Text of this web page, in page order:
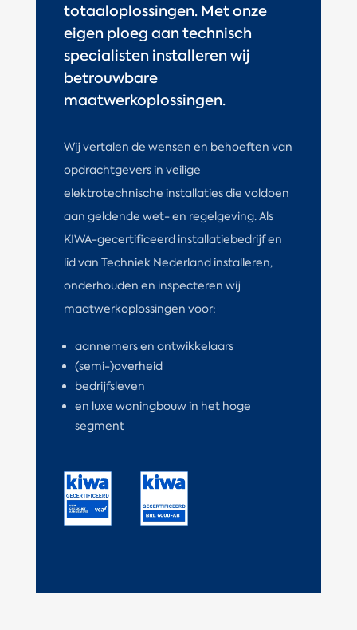
totaaloplossingen. Met onze
eigen ploeg aan technisch
specialisten installeren wij
betrouwbare
maatwerkoplossingen.
Wij vertalen de wensen en behoeften van
opdrachtgevers in veilige
elektrotechnische installaties die voldoen
aan geldende wet- en regelgeving. Als
KIWA-gecertificeerd installatiebedrijf en
lid van Techniek Nederland installeren,
onderhouden en inspecteren wij
maatwerkoplossingen voor:
aannemers en ontwikkelaars
(semi-)overheid
bedrijfsleven
en luxe woningbouw in het hoge
segment